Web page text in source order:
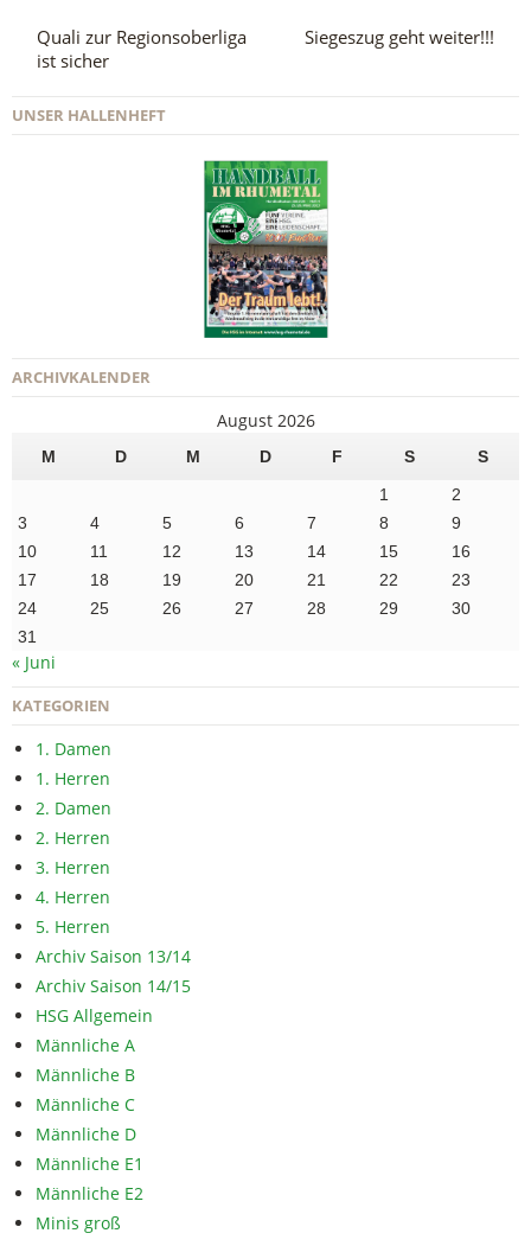
Quali zur Regionsoberliga
ist sicher
Siegeszug geht weiter!!!
UNSER HALLENHEFT
ARCHIVKALENDER
August 2026
M D M D F S
S
1
2
3
4 5 6 7 8
9
10
11 12 13 14 15
16
17
18 19 20 21 22
23
24
25 26 27 28 29
30
31
« Juni
KATEGORIEN
1. Damen
1. Herren
2. Damen
2. Herren
3. Herren
4. Herren
5. Herren
Archiv Saison 13/14
Archiv Saison 14/15
HSG Allgemein
Männliche A
Männliche B
Männliche C
Männliche D
Männliche E1
Männliche E2
Minis groß